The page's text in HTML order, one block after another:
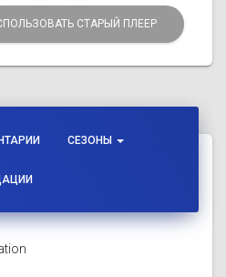
СТАРЫЙ ПЛЕЕР
СЕЗОНЫ